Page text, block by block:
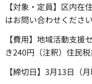
【対象・定員】区内在
はお問い合わせください
【費用】地域活動支援
き240円（注釈）住民税
【締切日】3月13日（